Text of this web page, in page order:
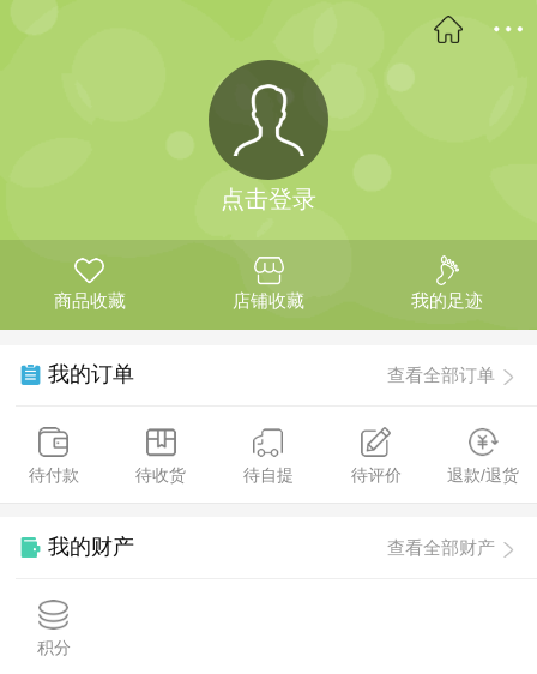
点击登录
商品收藏 店铺收藏 我的足迹
我的订单 查看全部订单
待付款 待收货 待自提 待评价 退款/退货
我的财产 查看全部财产
积分